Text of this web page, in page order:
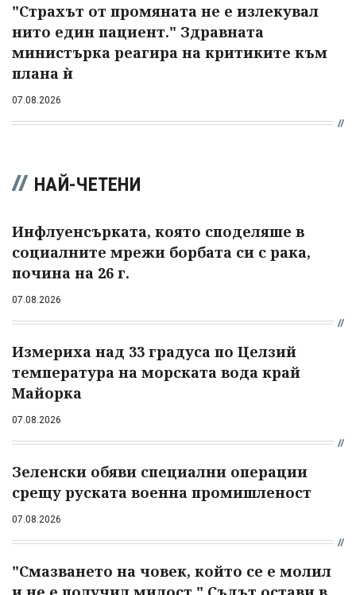
"Страхът от промяната не е излекувал
нито един пациент." Здравната
министърка реагира на критиките към
плана ѝ
07.08.2026
НАЙ-ЧЕТЕНИ
Инфлуенсърката, която споделяше в
социалните мрежи борбата си с рака,
почина на 26 г.
07.08.2026
Измериха над 33 градуса по Целзий
температура на морската вода край
Майорка
07.08.2026
Зеленски обяви специални операции
срещу руската военна промишленост
07.08.2026
"Смазването на човек, който се е молил